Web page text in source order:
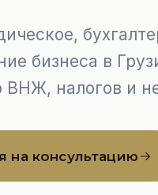
бизнеса в
ВНЖ, налогов и
на консультацию